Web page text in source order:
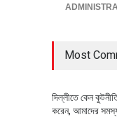
Most
দিল্লীতে কেন
করেন, আমাদের